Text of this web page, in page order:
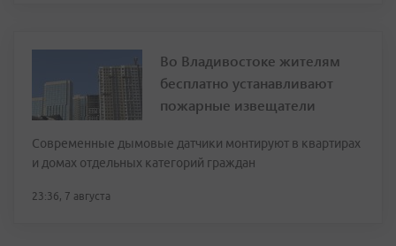
Во Владивостоке жителям
бесплатно устанавливают
пожарные извещатели
Современные дымовые датчики монтируют в квартирах
и домах отдельных категорий граждан
23:36, 7 августа